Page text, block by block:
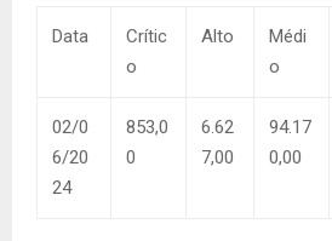
Data
Crític
o
Alto
Médi
o
02/0
6/20
24
853,0
0
6.62
7,00
94.17
0,00